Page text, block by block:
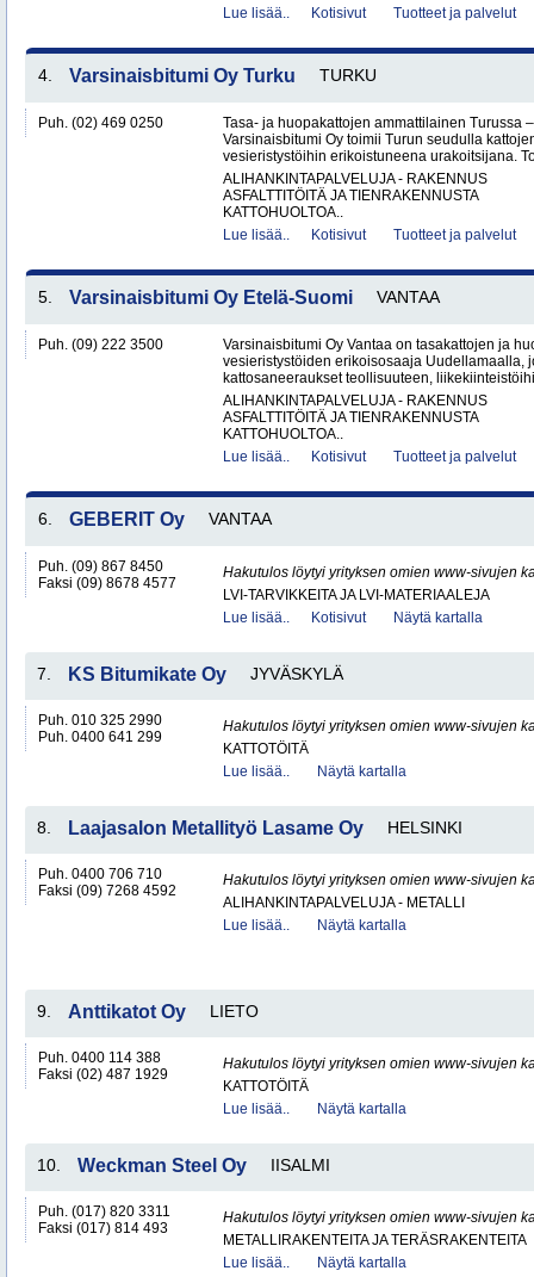
Lue lisää..
Kotisivut Tuotteet ja palvelut
4. Varsinaisbitumi Oy Turku TURKU
Puh. (02) 469 0250
Tasa- ja huopakattojen ammattilainen Turussa
Varsinaisbitumi Oy toimii Turun seudulla
vesieristystöihin erikoistuneena urakoitsijana.
ALIHANKINTAPALVELUJA - RAKENNUS
ASFALTTITÖITÄ JA TIENRAKENNUSTA
KATTOHUOLTOA..
Lue lisää..
Kotisivut Tuotteet ja palvelut
5. Varsinaisbitumi Oy Etelä-Suomi VANTAA
Puh. (09) 222 3500
Varsinaisbitumi Oy Vantaa on tasakattojen ja
vesieristystöiden erikoisosaaja Uudellamaalla,
kattosaneeraukset teollisuuteen,
ALIHANKINTAPALVELUJA - RAKENNUS
ASFALTTITÖITÄ JA TIENRAKENNUSTA
KATTOHUOLTOA..
Lue lisää..
Kotisivut Tuotteet ja palvelut
6. GEBERIT Oy VANTAA
Puh. (09) 867 8450
Faksi (09) 8678 4577
Hakutulos löytyi yrityksen omien www-sivujen
LVI-TARVIKKEITA JA LVI-MATERIAALEJA
Lue lisää..
Kotisivut Näytä kartalla
7. KS Bitumikate Oy JYVÄSKYLÄ
Puh. 010 325 2990
Puh. 0400 641 299
Hakutulos löytyi yrityksen omien www-sivujen
KATTOTÖITÄ
Lue lisää..
Näytä kartalla
8. Laajasalon Metallityö Lasame Oy HELSINKI
Puh. 0400 706 710
Faksi (09) 7268 4592
Hakutulos löytyi yrityksen omien www-sivujen
ALIHANKINTAPALVELUJA - METALLI
Lue lisää..
Näytä kartalla
9. Anttikatot Oy LIETO
Puh. 0400 114 388
Faksi (02) 487 1929
Hakutulos löytyi yrityksen omien www-sivujen
KATTOTÖITÄ
Lue lisää..
Näytä kartalla
10. Weckman Steel Oy IISALMI
Puh. (017) 820 3311
Faksi (017) 814 493
Hakutulos löytyi yrityksen omien www-sivujen
METALLIRAKENTEITA JA TERÄSRAKENTEITA
Lue lisää..
Näytä kartalla